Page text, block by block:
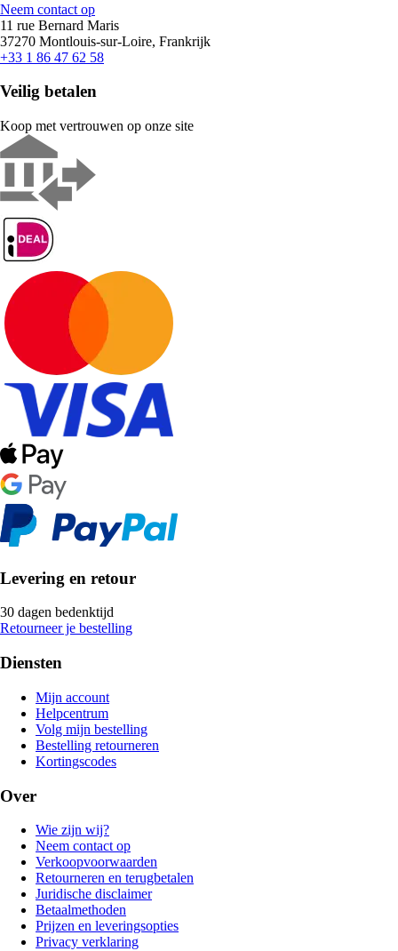
Neem contact op
11 rue Bernard Maris
37270 Montlouis-sur-Loire, Frankrijk
+33 1 86 47 62 58
Veilig betalen
Koop met vertrouwen op onze site
Levering en retour
30 dagen bedenktijd
Retourneer je bestelling
Diensten
Mijn account
Helpcentrum
Volg mijn bestelling
Bestelling retourneren
Kortingscodes
Over
Wie zijn wij?
Neem contact op
Verkoopvoorwaarden
Retourneren en terugbetalen
Juridische disclaimer
Betaalmethoden
Prijzen en leveringsopties
Privacy verklaring